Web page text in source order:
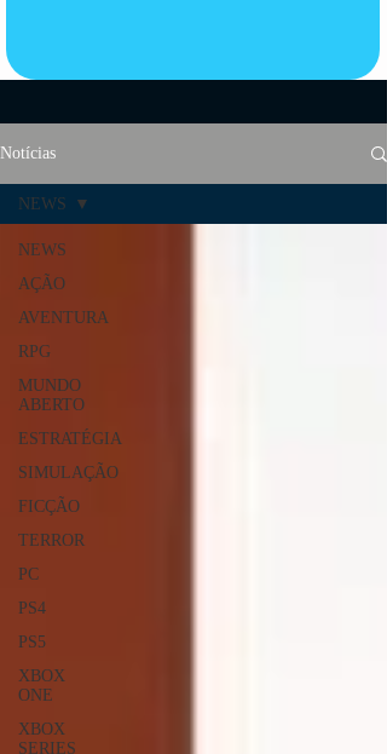
Notícias
NEWS
AÇÃO
AVENTURA
RPG
MUNDO
ABERTO
ESTRATÉGIA
SIMULAÇÃO
FICÇÃO
TERROR
PC
PS4
PS5
XBOX
ONE
XBOX
SERIES
NEWS